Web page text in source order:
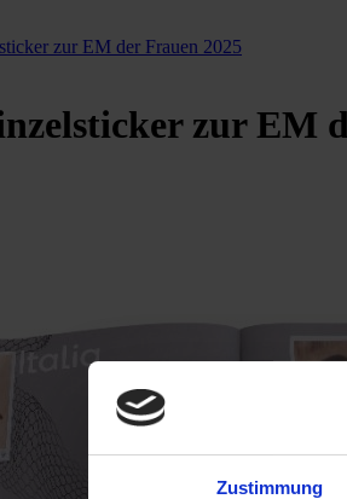
Zustimmung
zur EM der Frauen 2025
zur EM